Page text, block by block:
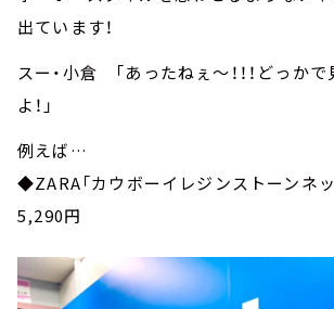
出ています！
スー・小倉 「あったねぇ～！！！どっか
よ！」
例えば…
◆ZARA「カウボーイレジンストーンネ
5,290円